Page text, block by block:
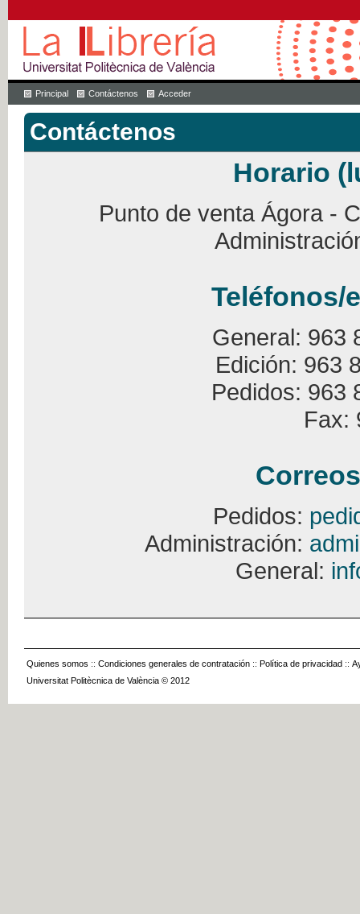
Principal Contáctenos Acceder
Contáctenos
Horario
Punto de venta Ágora -
Teléfonos/
General: 963
Edición: 963
Pedidos: 963
Fax:
Pedidos:
Administración:
General:
Quienes somos :: Condiciones generales de contratación :: Política de privacidad ::
Universitat Politècnica de València © 2012